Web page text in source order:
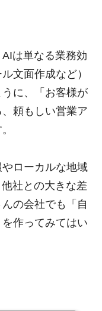
は単なる業務効
文面作成など）
に、「お客様が
頼もしい営業ア
ローカルな地域
社との大きな差
の会社でも「自
作ってみてはい